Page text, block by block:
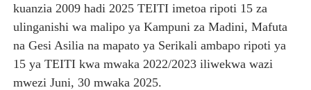
kuanzia 2009 hadi 2025 TEITI imetoa ripoti 15 za
ulinganishi wa malipo ya Kampuni za Madini, Mafuta
na Gesi Asilia na mapato ya Serikali ambapo ripoti ya
15 ya TEITI kwa mwaka 2022/2023 iliwekwa wazi
mwezi Juni, 30 mwaka 2025.